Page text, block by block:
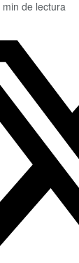
de lectura